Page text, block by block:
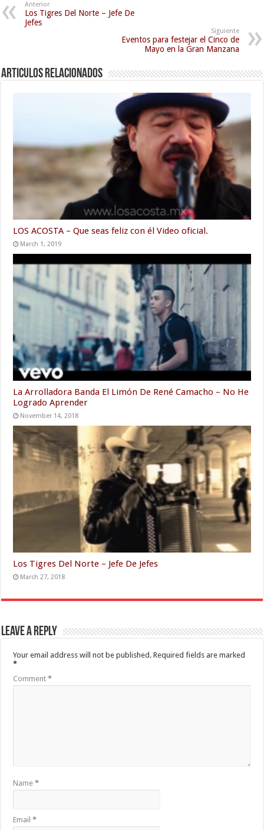
Anterior
Los Tigres Del Norte – Jefe De
Jefes
Siguiente
Eventos para festejar el Cinco de
Mayo en la Gran Manzana
Articulos relacionados
LOS ACOSTA – Que seas feliz con él Video oficial.
March 1, 2019
La Arrolladora Banda El Limón De René Camacho – No He
Logrado Aprender
November 14, 2018
Los Tigres Del Norte – Jefe De Jefes
March 27, 2018
Leave a Reply
Your email address will not be published. Required fields are marked
*
Comment*
Name*
Email*